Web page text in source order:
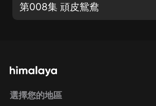
第008集 頑皮鴛鴦
選擇您的地區